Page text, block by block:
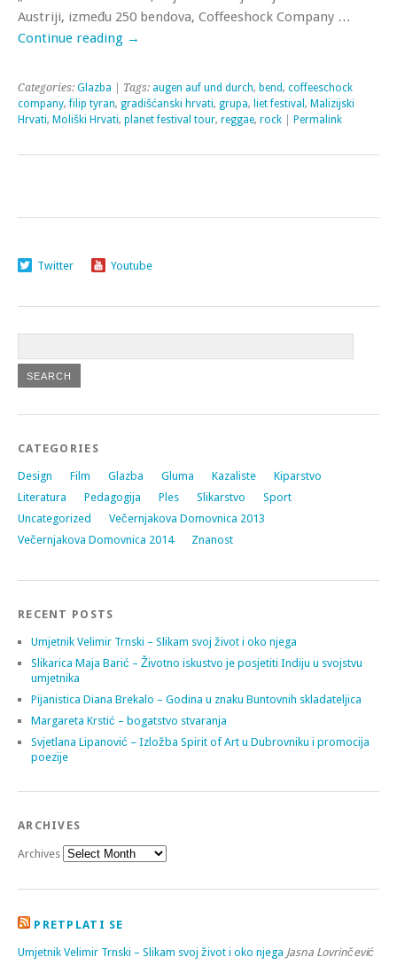
Austriji, između 250 bendova, Coffeeshock Company …
Continue reading →
Categories: Glazba | Tags: augen auf und durch, bend, coffeeschock
company,filip tyran, gradišćanski hrvati, grupa, liet festival , Malizijski
Hrvati, Moliški Hrvati, planet festival tour, reggae, rock Permalink
Twitter Youtube
CATEGORIES
Design Film Glazba Gluma Kazaliste
Kiparstvo
Literatura
Pedagogija Ples Slikarstvo
Sport
Uncategorized
Večernjakova Domovnica 2013
Večernjakova Domovnica 2014
Znanost
RECENT POSTS
Umjetnik Velimir Trnski – Slikam svoj život i oko njega
Slikarica Maja Barić – Životno iskustvo je posjetiti Indiju u svojstvu
umjetnika
Pijanistica Diana Brekalo – Godina u znaku Buntovnih skladateljica
Margareta Krstić – bogatstvo stvaranja
Svjetlana Lipanović – Izložba Spirit of Art u Dubrovniku i promocija
poezije
ARCHIVES
Archives
PRETPLATI SE
Umjetnik Velimir Trnski – Slikam svoj život i oko njega Jasna Lovrinčević